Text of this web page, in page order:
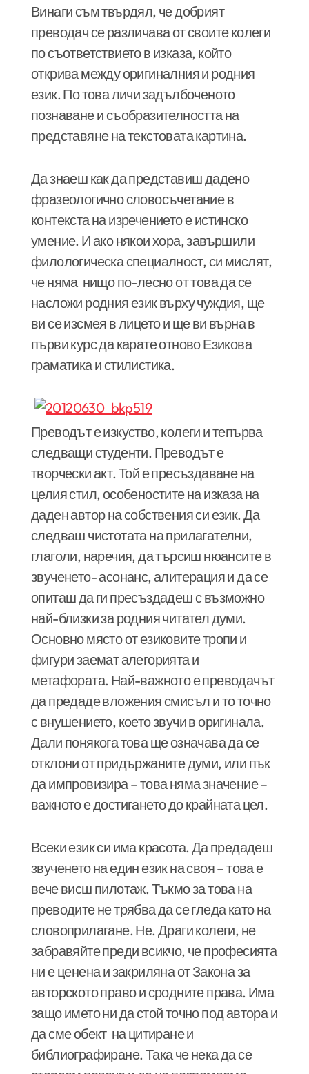
Винаги съм твърдял, че добрият
преводач се различава от своите колеги
по съответствието в изказа, който
открива между оригиналния и родния
език. По това личи задълбоченото
познаване и съобразителността на
представяне на текстовата картина.
Да знаеш как да представиш дадено
фразеологично словосъчетание в
контекста на изречението е истинско
умение. И ако някои хора, завършили
филологическа специалност, си мислят,
че няма нищо по-лесно от това да се
насложи родния език върху чуждия, ще
ви се изсмея в лицето и ще ви върна в
първи курс да карате отново Езикова
граматика и стилистика.
Преводът е изкуство, колеги и тепърва
следващи студенти. Преводът е
творчески акт. Той е пресъздаване на
целия стил, особеностите на изказа на
даден автор на собствения си език. Да
следваш чистотата на прилагателни,
глаголи, наречия, да търсиш нюансите в
звученето- асонанс, алитерация и да се
опиташ да ги пресъздадеш с възможно
най-близки за родния читател думи.
Основно място от езиковите тропи и
фигури заемат алегорията и
метафората. Най-важното е преводачът
да предаде вложения смисъл и то точно
с внушението, което звучи в оригинала.
Дали понякога това ще означава да се
отклони от придържаните думи, или пък
да импровизира – това няма значение –
важното е достигането до крайната цел.
Всеки език си има красота. Да предадеш
звученето на един език на своя – това е
вече висш пилотаж. Тъкмо за това на
преводите не трябва да се гледа като на
словоприлагане. Не. Драги колеги, не
забравяйте преди всикчо, че професията
ни е ценена и закриляна от Закона за
авторското право и сродните права. Има
защо името ни да стой точно под автора и
да сме обект на цитиране и
библиографиране. Така че нека да се